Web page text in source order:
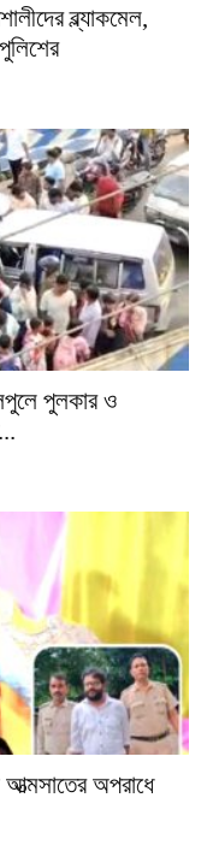
ব্ল্যাকমেল,
পুলকার ও
অপরাধে